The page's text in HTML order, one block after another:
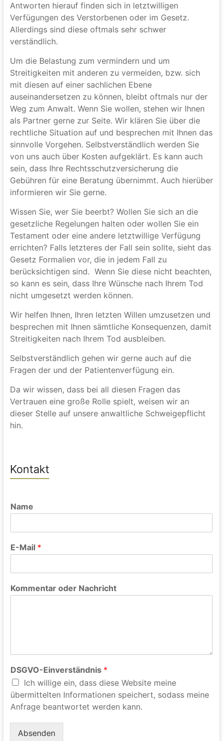
Antworten hierauf finden sich in letztwilligen
Verfügungen des Verstorbenen oder im Gesetz.
Allerdings sind diese oftmals sehr schwer
verständlich.
Um die Belastung zum vermindern und um
Streitigkeiten mit anderen zu vermeiden, bzw. sich
mit diesen auf einer sachlichen Ebene
auseinandersetzen zu können, bleibt oftmals nur der
Weg zum Anwalt. Wenn Sie wollen, stehen wir Ihnen
als Partner gerne zur Seite. Wir klären Sie über die
rechtliche Situation auf und besprechen mit Ihnen das
sinnvolle Vorgehen. Selbstverständlich werden Sie
von uns auch über Kosten aufgeklärt. Es kann auch
sein, dass Ihre Rechtsschutzversicherung die
Gebühren für eine Beratung übernimmt. Auch hierüber
informieren wir Sie gerne.
Wissen Sie, wer Sie beerbt? Wollen Sie sich an die
gesetzliche Regelungen halten oder wollen Sie ein
Testament oder eine andere letztwillige Verfügung
errichten? Falls letzteres der Fall sein sollte, sieht das
Gesetz Formalien vor, die in jedem Fall zu
berücksichtigen sind. Wenn Sie diese nicht beachten,
so kann es sein, dass Ihre Wünsche nach Ihrem Tod
nicht umgesetzt werden können.
Wir helfen Ihnen, Ihren letzten Willen umzusetzen und
besprechen mit Ihnen sämtliche Konsequenzen, damit
Streitigkeiten nach Ihrem Tod ausbleiben.
Selbstverständlich gehen wir gerne auch auf die
Fragen der und der Patientenverfügung ein.
Da wir wissen, dass bei all diesen Fragen das
Vertrauen eine große Rolle spielt, weisen wir an
dieser Stelle auf unsere anwaltliche Schweigepflicht
hin.
Kontakt
Name
E-Mail *
Kommentar oder Nachricht
DSGVO-Einverständnis *
Ich willige ein, dass diese Website meine
übermittelten Informationen speichert, sodass meine
Anfrage beantwortet werden kann.
Absenden